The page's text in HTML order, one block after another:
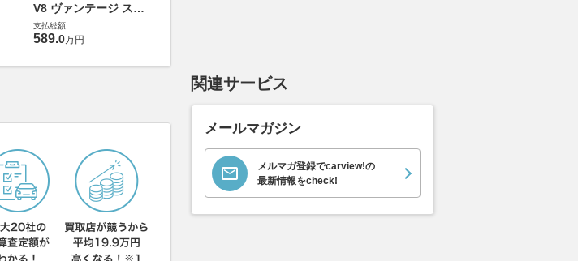
V8 ヴァンテージ スポ
ーツシフト
支払総額
589.0万円
関連サービス
メールマガジン
メルマガ登録でcarview!の
最新情報をcheck!